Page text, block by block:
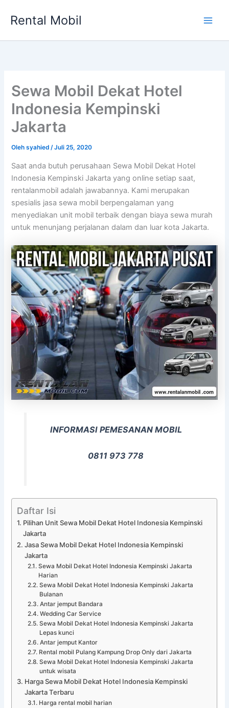
Rental Mobil
Sewa Mobil Dekat Hotel
Indonesia Kempinski
Jakarta
Olehsyahied/Juli 25, 2020
Saat anda butuh perusahaan Sewa Mobil Dekat Hotel
Indonesia Kempinski Jakarta yang online setiap saat,
rentalanmobil adalah jawabannya. Kami merupakan
spesialis jasa sewa mobil berpengalaman yang
menyediakan unit mobil terbaik dengan biaya sewa murah
untuk menunjang perjalanan dalam dan luar kota Jakarta.
INFORMASI PEMESANAN MOBIL
0811 973 778
Daftar Isi
Pilihan Unit Sewa Mobil Dekat Hotel Indonesia Kempinski
Jakarta
Jasa Sewa Mobil Dekat Hotel Indonesia Kempinski
Jakarta
Sewa Mobil Dekat Hotel Indonesia Kempinski Jakarta
Harian
Sewa Mobil Dekat Hotel Indonesia Kempinski Jakarta
Bulanan
Antar jemput Bandara
Wedding Car Service
Sewa Mobil Dekat Hotel Indonesia Kempinski Jakarta
Lepas kunci
Antar jemput Kantor
Rental mobil Pulang Kampung Drop Only dari Jakarta
Sewa Mobil Dekat Hotel Indonesia Kempinski Jakarta
untuk wisata
Harga Sewa Mobil Dekat Hotel Indonesia Kempinski
Jakarta Terbaru
Harga rental mobil harian